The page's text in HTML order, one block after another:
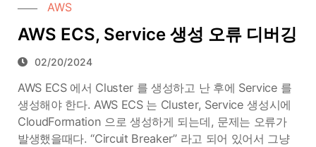
AWS
AWS ECS, Service 생성 오류 디버깅
02/20/2024
AWS ECS 에서 Cluster 를 생성하고 난 후에 Service 를
생성해야 한다. AWS ECS 는 Cluster, Service 생성시에
CloudFormation 으로 생성하게 되는데, 문제는 오류가
발생했을때다. “Circuit Breaker” 라고 되어 있어서 그냥